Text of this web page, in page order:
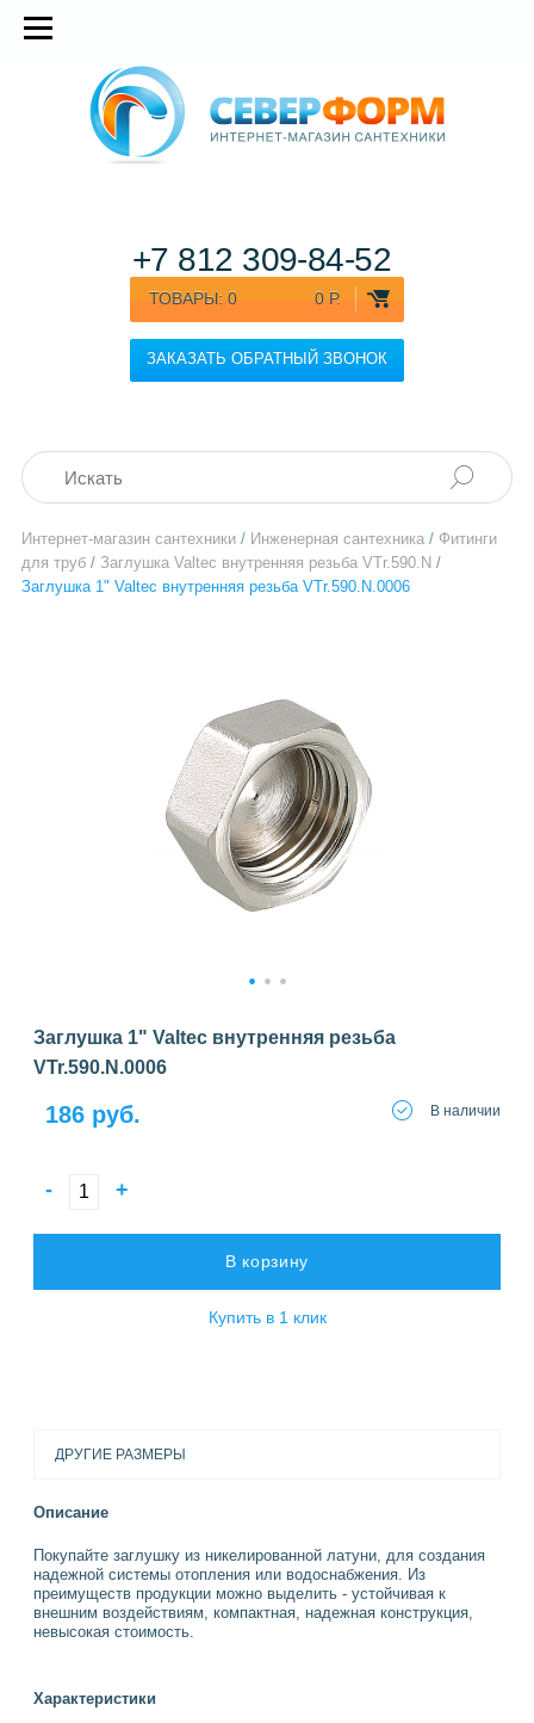
ТОВАРЫ: 0 0 Р.
ЗАКАЗАТЬ ОБРАТНЫЙ ЗВОНОК
+7 812 309-84-52
Интернет-магазин сантехники / Инженерная сантехника / Фитинги
для труб / Заглушка Valtec внутренняя резьба VTr.590.N /
Заглушка 1" Valtec внутренняя резьба VTr.590.N.0006
1 2 3
Заглушка 1" Valtec внутренняя резьба
VTr.590.N.0006
186 руб. В наличии
- +
В корзину
Купить в 1 клик
ДРУГИЕ РАЗМЕРЫ
Описание
Покупайте заглушку из никелированной латуни, для создания
надежной системы отопления или водоснабжения. Из
преимуществ продукции можно выделить - устойчивая к
внешним воздействиям, компактная, надежная конструкция,
невысокая стоимость.
Характеристики